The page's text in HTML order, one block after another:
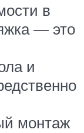
в
— это
и
монтаж